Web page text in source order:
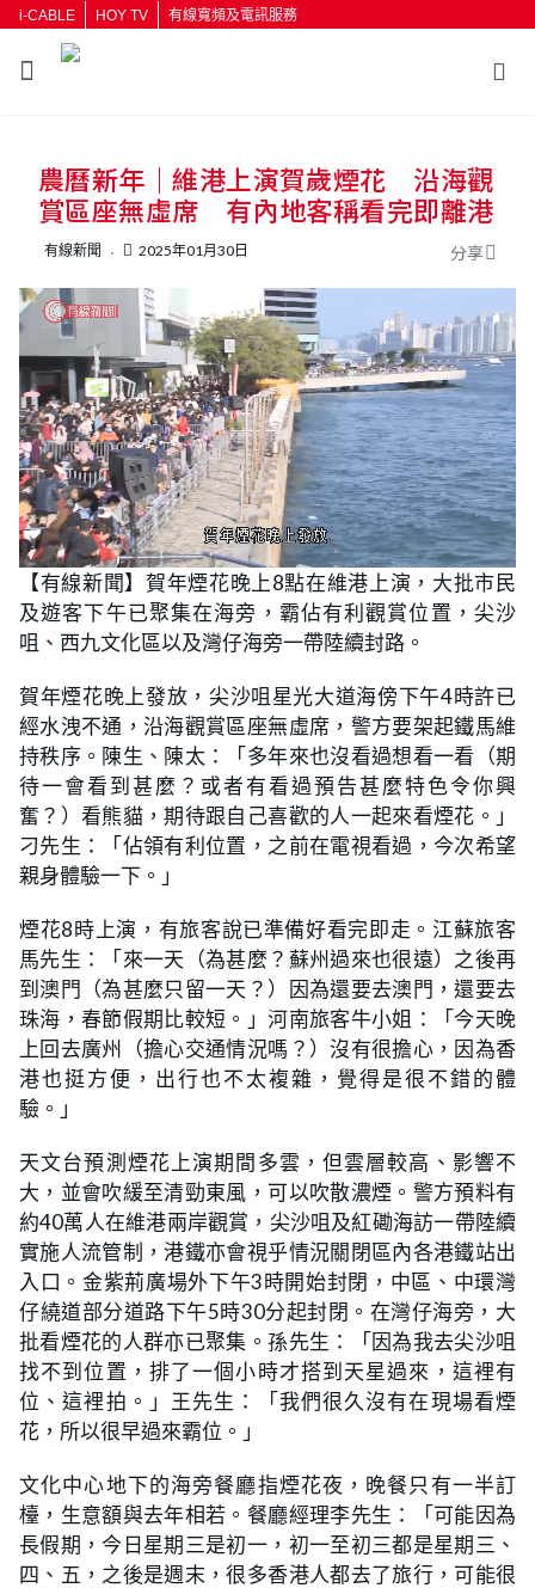
i-CABLE HOY TV 有線寬頻及電訊服務
按輸入鍵開始搜尋
農曆新年｜維港上演賀歲煙花 沿海觀
賞區座無虛席 有內地客稱看完即離港
有線新聞 2025年01月30日 分享
U
n
m
u
t
L
o
a
d
e
d
:
1
1
2
%
【有線新聞】賀年煙花晚上8點在維港上演，大批市民
及遊客下午已聚集在海旁，霸佔有利觀賞位置，尖沙
咀、西九文化區以及灣仔海旁一帶陸續封路。
賀年煙花晚上發放，尖沙咀星光大道海傍下午4時許已
經水洩不通，沿海觀賞區座無虛席，警方要架起鐵馬維
持秩序。陳生、陳太：「多年來也沒看過想看一看（期
待一會看到甚麼？或者有看過預告甚麼特色令你興
奮？）看熊貓，期待跟自己喜歡的人一起來看煙花。」
刁先生：「佔領有利位置，之前在電視看過，今次希望
親身體驗一下。」
煙花8時上演，有旅客說已準備好看完即走。江蘇旅客
馬先生：「來一天（為甚麼？蘇州過來也很遠）之後再
到澳門（為甚麼只留一天？）因為還要去澳門，還要去
珠海，春節假期比較短。」河南旅客牛小姐：「今天晚
上回去廣州（擔心交通情況嗎？）沒有很擔心，因為香
港也挺方便，出行也不太複雜，覺得是很不錯的體
驗。」
天文台預測煙花上演期間多雲，但雲層較高、影響不
大，並會吹緩至清勁東風，可以吹散濃煙。警方預料有
約40萬人在維港兩岸觀賞，尖沙咀及紅磡海訪一帶陸續
實施人流管制，港鐵亦會視乎情況關閉區內各港鐵站出
入口。金紫荊廣場外下午3時開始封閉，中區、中環灣
仔繞道部分道路下午5時30分起封閉。在灣仔海旁，大
批看煙花的人群亦已聚集。孫先生：「因為我去尖沙咀
找不到位置，排了一個小時才搭到天星過來，這裡有
位、這裡拍。」王先生：「我們很久沒有在現場看煙
花，所以很早過來霸位。」
文化中心地下的海旁餐廳指煙花夜，晚餐只有一半訂
檯，生意額與去年相若。餐廳經理李先生：「可能因為
長假期，今日星期三是初一，初一至初三都是星期三、
四、五，之後是週末，很多香港人都去了旅行，可能很